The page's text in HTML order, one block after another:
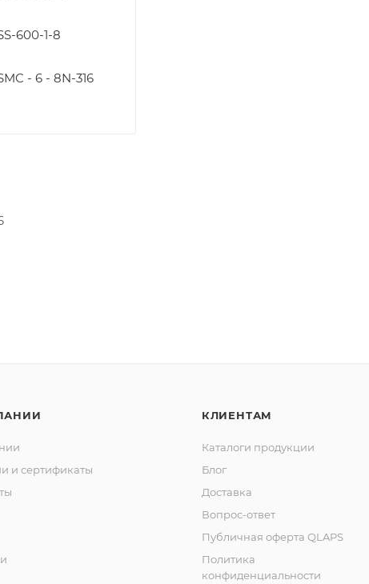
600-1-8
- 6 - 8N-316
и сертификаты
КЛИЕНТАМ
Каталоги продукции
Блог
Доставка
Вопрос-ответ
Публичная оферта QLAPS
Политика
конфиденциальности